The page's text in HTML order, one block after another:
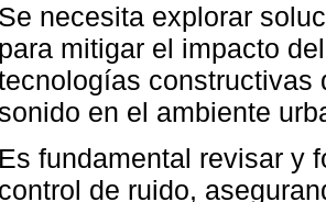
Se necesita explorar
para mitigar el impacto
constructivas
sonido en el ambiente
Es fundamental revisar y
control de ruido,